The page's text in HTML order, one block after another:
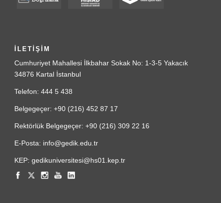
İLETİŞİM
Cumhuriyet Mahallesi İlkbahar Sokak No: 1-3-5 Yakacık
34876 Kartal İstanbul
Telefon: 444 5 438
Belgegeçer: +90 (216) 452 87 17
Rektörlük Belgegeçer: +90 (216) 309 22 16
E-Posta: info@gedik.edu.tr
KEP: gedikuniversitesi@hs01.kep.tr